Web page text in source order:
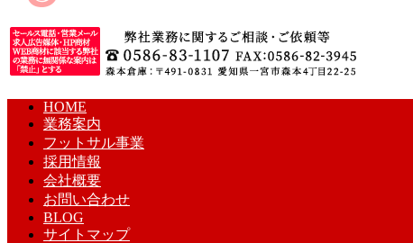
HOME
業務案内
フットサル事業
採用情報
会社概要
お問い合わせ
BLOG
サイトマップ